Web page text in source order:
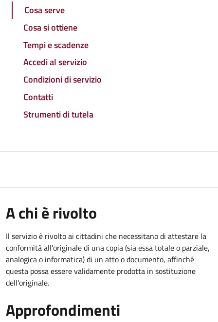
Cosa serve
Cosa si ottiene
Tempi e scadenze
Accedi al servizio
Condizioni di servizio
Contatti
Strumenti di tutela
A chi è rivolto
Il servizio è rivolto ai cittadini che necessitano di attestare la
conformità all'originale di una copia (sia essa totale o parziale,
analogica o informatica) di un atto o documento, affinché
questa possa essere validamente prodotta in sostituzione
dell'originale.
Approfondimenti